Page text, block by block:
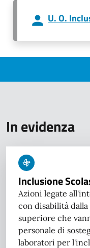
U. O.
In evidenza
Inclusione
Azioni legate
con disabilità dalla
superiore che
personale di
laboratori per